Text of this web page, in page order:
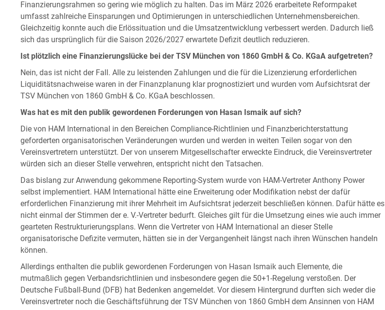
Finanzierungsrahmen so gering wie möglich zu halten. Das im März 2026 erarbeitete Reformpaket
umfasst zahlreiche Einsparungen und Optimierungen in unterschiedlichen Unternehmensbereichen.
Gleichzeitig konnte auch die Erlössituation und die Umsatzentwicklung verbessert werden. Dadurch ließ
sich das ursprünglich für die Saison 2026/2027 erwartete Defizit deutlich reduzieren.
Ist plötzlich eine Finanzierungslücke bei der TSV München von 1860 GmbH & Co. KGaA aufgetreten?
Nein, das ist nicht der Fall. Alle zu leistenden Zahlungen und die für die Lizenzierung erforderlichen
Liquiditätsnachweise waren in der Finanzplanung klar prognostiziert und wurden vom Aufsichtsrat der
TSV München von 1860 GmbH & Co. KGaA beschlossen.
Was hat es mit den publik gewordenen Forderungen von Hasan Ismaik auf sich?
Die von HAM International in den Bereichen Compliance-Richtlinien und Finanzberichterstattung
geforderten organisatorischen Veränderungen wurden und werden in weiten Teilen sogar von den
Vereinsvertretern unterstützt. Der von unserem Mitgesellschafter erweckte Eindruck, die Vereinsvertreter
würden sich an dieser Stelle verwehren, entspricht nicht den Tatsachen.
Das bislang zur Anwendung gekommene Reporting-System wurde von HAM-Vertreter Anthony Power
selbst implementiert. HAM International hätte eine Erweiterung oder Modifikation nebst der dafür
erforderlichen Finanzierung mit ihrer Mehrheit im Aufsichtsrat jederzeit beschließen können. Dafür hätte es
nicht einmal der Stimmen der e. V.-Vertreter bedurft. Gleiches gilt für die Umsetzung eines wie auch immer
gearteten Restrukturierungsplans. Wenn die Vertreter von HAM International an dieser Stelle
organisatorische Defizite vermuten, hätten sie in der Vergangenheit längst nach ihren Wünschen handeln
können.
Allerdings enthalten die publik gewordenen Forderungen von Hasan Ismaik auch Elemente, die
mutmaßlich gegen Verbandsrichtlinien und insbesondere gegen die 50+1-Regelung verstoßen. Der
Deutsche Fußball-Bund (DFB) hat Bedenken angemeldet. Vor diesem Hintergrund durften sich weder die
Vereinsvertreter noch die Geschäftsführung der TSV München von 1860 GmbH dem Ansinnen von HAM